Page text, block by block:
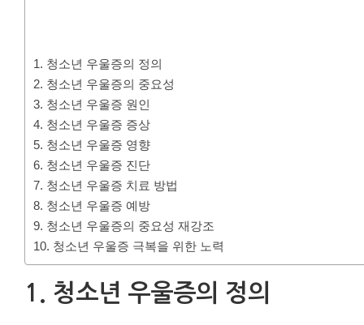
1. 청소년 우울증의 정의
2. 청소년 우울증의 중요성
3. 청소년 우울증 원인
4. 청소년 우울증 증상
5. 청소년 우울증 영향
6. 청소년 우울증 진단
7. 청소년 우울증 치료 방법
8. 청소년 우울증 예방
9. 청소년 우울증의 중요성 재강조
10. 청소년 우울증 극복을 위한 노력
1. 청소년 우울증의 정의